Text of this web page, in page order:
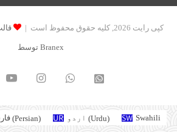
© کپی رایت 2026, کلیه حقوق محفوظ است |
توسط Branex
YouTubeInstagramWhatsApp
2
(Persian) (Urdu) Swahili